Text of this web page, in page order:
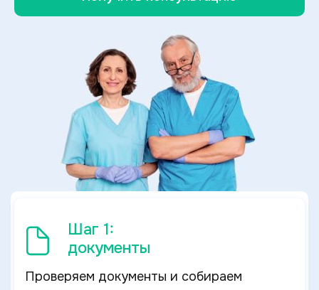
Шаг 1:
документы
Проверяем документы и собираем